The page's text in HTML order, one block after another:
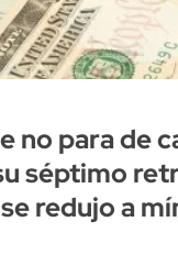
no para de
séptimo
redujo a